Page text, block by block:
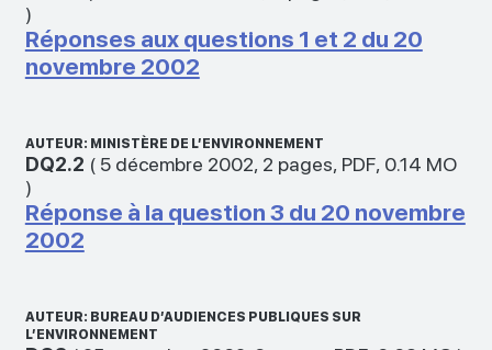
)
Réponses aux questions 1 et 2 du 20
novembre 2002
AUTEUR: MINISTÈRE DE L’ENVIRONNEMENT
DQ2.2 ( 5 décembre 2002, 2 pages, PDF, 0.14 MO
)
Réponse à la question 3 du 20 novembre
2002
AUTEUR: BUREAU D’AUDIENCES PUBLIQUES SUR
L’ENVIRONNEMENT